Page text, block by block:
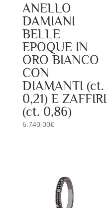
ANELLO
DAMIANI
BELLE
EPOQUE IN
ORO BIANCO
CON
DIAMANTI (ct.
0,21) E ZAFFIRI
(ct. 0,86)
6.740,00€